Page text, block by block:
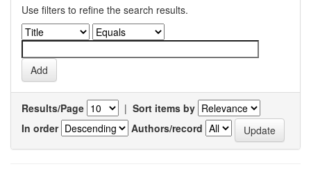
Use filters to refine the search results.
Results/Page | Sort items by
In order
Authors/record